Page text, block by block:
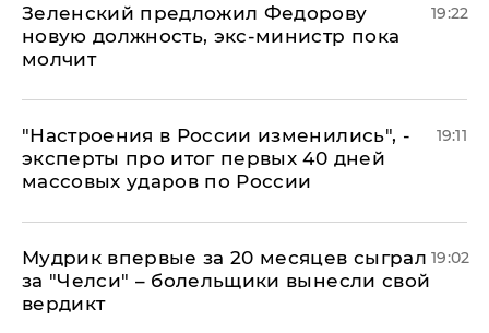
Зеленский предложил Федорову
новую должность, экс-министр пока
молчит
19:22
"Настроения в России изменились", -
эксперты про итог первых 40 дней
массовых ударов по России
19:11
Мудрик впервые за 20 месяцев сыграл
за "Челси" – болельщики вынесли свой
вердикт
19:02